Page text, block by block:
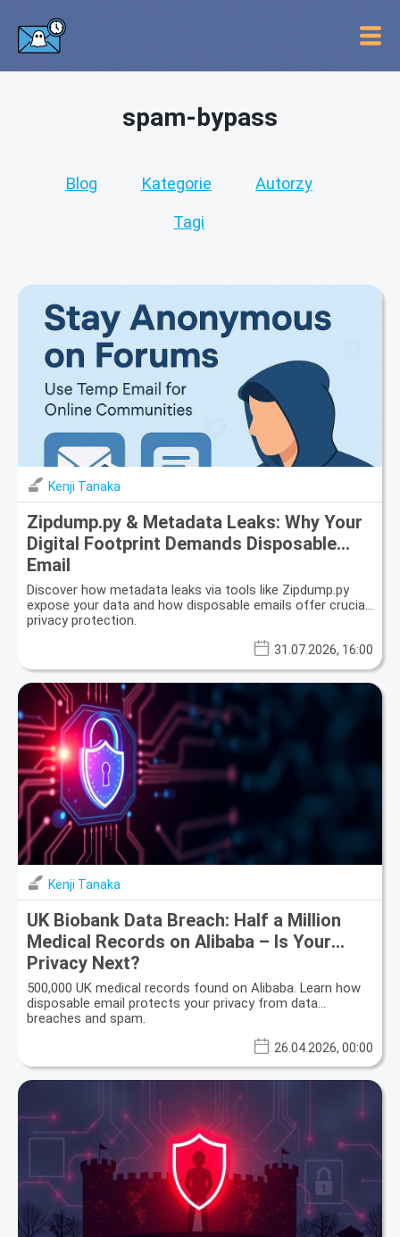
spam-bypass
Blog Kategorie Autorzy
Tagi
Kenji Tanaka
Zipdump.py & Metadata Leaks: Why Your
Digital Footprint Demands Disposable
Email
Discover how metadata leaks via tools like Zipdump.py
expose your data and how disposable emails offer crucial
privacy protection.
31.07.2026, 16:00
Kenji Tanaka
UK Biobank Data Breach: Half a Million
Medical Records on Alibaba – Is Your
Privacy Next?
500,000 UK medical records found on Alibaba. Learn how
disposable email protects your privacy from data
breaches and spam.
26.04.2026, 00:00